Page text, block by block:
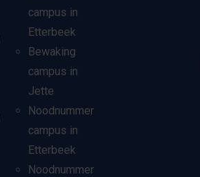
campus in
Etterbeek
Bewaking
campus in
Jette
Noodnummer
campus in
Etterbeek
Noodnummer